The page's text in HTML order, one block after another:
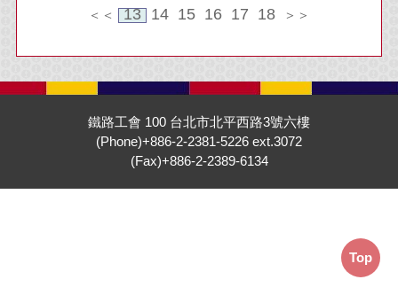
＜＜ 1314 15 16 17 18 ＞＞
鐵路工會 100 台北市北平西路3號六樓
(Phone)+886-2-2381-5226 ext.3072
(Fax)+886-2-2389-6134
Top